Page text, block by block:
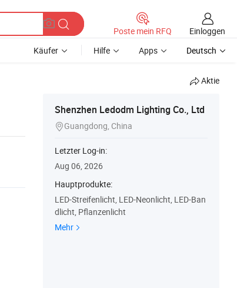
Poste mein RFQ
Einloggen
Käufer Hilfe Apps Deutsch
Aktie
Shenzhen Ledodm Lighting Co., Ltd
Guangdong, China
Letzter Log-in:
Aug 06, 2026
Hauptprodukte:
LED-Streifenlicht, LED-Neonlicht, LED-Ban
dlicht, Pflanzenlicht
Mehr